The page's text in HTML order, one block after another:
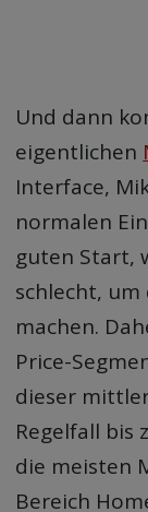
Und dann
eigentlichen
Interface,
normalen
guten Start,
schlecht,
machen.
Price-
dieser
Regelfall bis
die meisten
Bereich